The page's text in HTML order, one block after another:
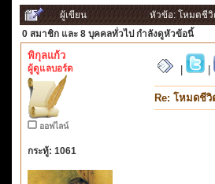
ผู้เขียน
หัวข้อ: โหมดชี
0 สมาชิก และ 8 บุคคลทั่วไป กำลังดูหัวข้อนี้
พิกุลแก้ว
ผู้ดูแลบอร์ด
ออฟไลน์
กระทู้: 1061
Re: โหมดชีวิ